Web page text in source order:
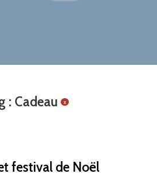
: Cadeau x
festival de Noël